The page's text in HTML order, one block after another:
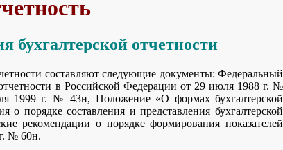
бухгалтерской отчетности
составляют следующие документы: Федеральный
в Российской Федерации от 29 июля 1988 г. №
1999 г. № 43н, Положение «О формах бухгалтерской
о порядке составления и представления бухгалтерской
рекомендации о порядке формирования показателей
№ 60н.